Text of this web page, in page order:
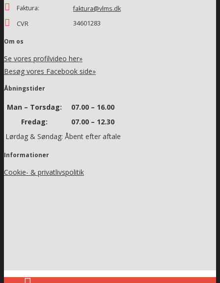
Faktura:
faktura@vlms.dk
CVR
34601283
Om os
Se vores profilvideo her»
Besøg vores Facebook side»
Åbningstider
Man – Torsdag:
07.00 – 16.00
Fredag:
07.00 – 12.30
Lørdag & Søndag: Åbent efter aftale
Informationer
Cookie- & privatlivspolitik